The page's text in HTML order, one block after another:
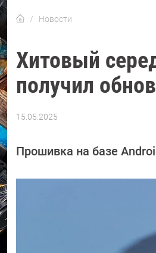
Новости
Хитовый
получил
15.05.2025
Довлатова
Прошивка на базе